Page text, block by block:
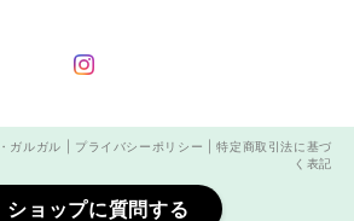
ガルガル | プライバシーポリシー |特定商取引法に基づ
く表記
ショップに質問する